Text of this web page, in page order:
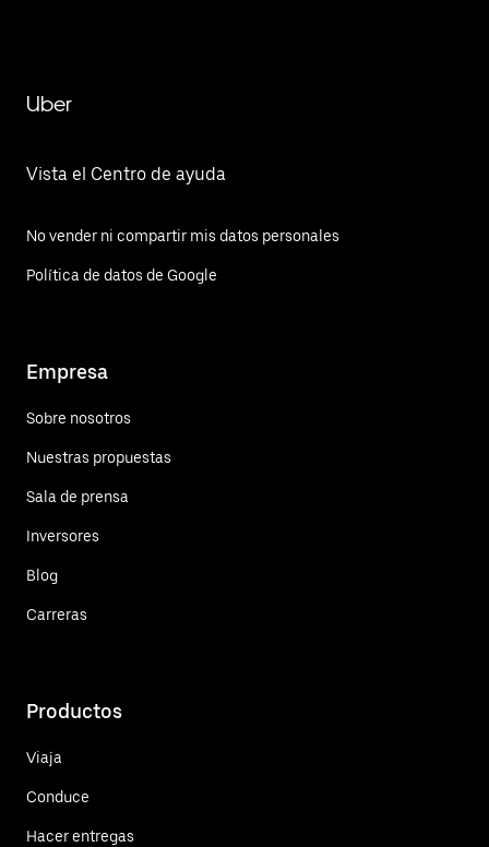
Uber
Vista el Centro de ayuda
No vender ni compartir mis datos personales
Política de datos de Google
Empresa
Sobre nosotros
Nuestras propuestas
Sala de prensa
Inversores
Blog
Carreras
Productos
Viaja
Conduce
Hacer entregas